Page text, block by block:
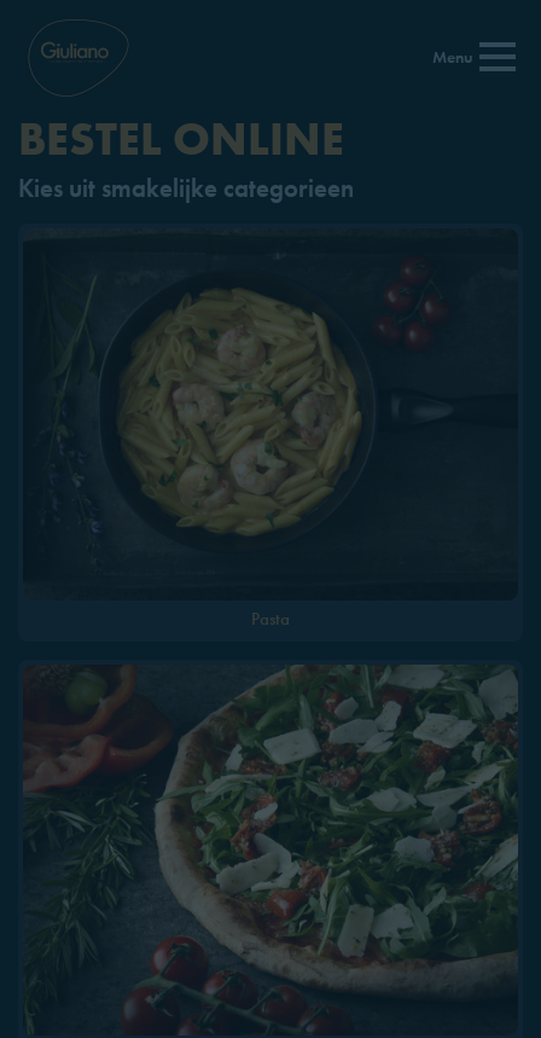
Menu
BESTEL ONLINE
Kies uit smakelijke categorieen
Pasta